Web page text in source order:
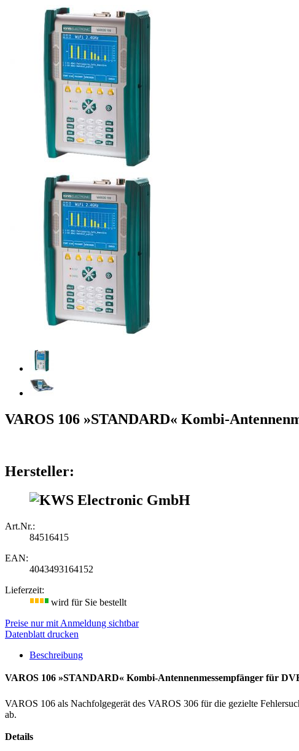
VAROS 106 »STANDARD« Kombi-
Hersteller:
Art.Nr.:
84516415
EAN:
4043493164152
Lieferzeit:
wird für Sie bestellt
Preise nur mit Anmeldung sichtbar
Datenblatt drucken
Beschreibung
VAROS 106 »STANDARD« Kombi-Antennenmessempfänger für
VAROS 106 als Nachfolgegerät des VAROS 306 für die gezielte
ab.
Details